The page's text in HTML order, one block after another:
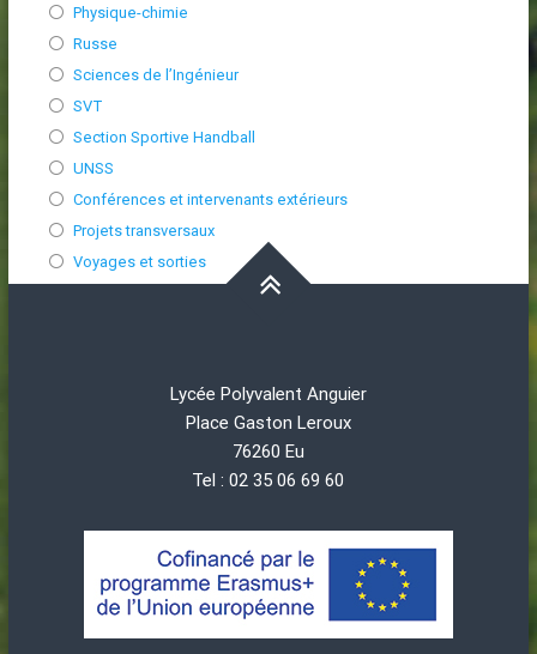
Physique-chimie
Russe
Sciences de l’Ingénieur
SVT
Section Sportive Handball
UNSS
Conférences et intervenants extérieurs
Projets transversaux
Voyages et sorties
Lycée Polyvalent Anguier
Place Gaston Leroux
76260 Eu
Tel : 02 35 06 69 60